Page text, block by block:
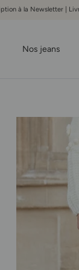
à la Newsletter |
Nos jeans